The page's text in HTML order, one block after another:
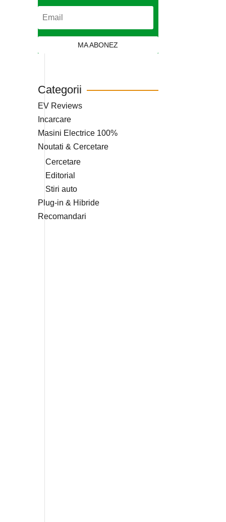
MA ABONEZ
Categorii
EV Reviews
Incarcare
Masini Electrice 100%
Noutati & Cercetare
Cercetare
Editorial
Stiri auto
Plug-in & Hibride
Recomandari